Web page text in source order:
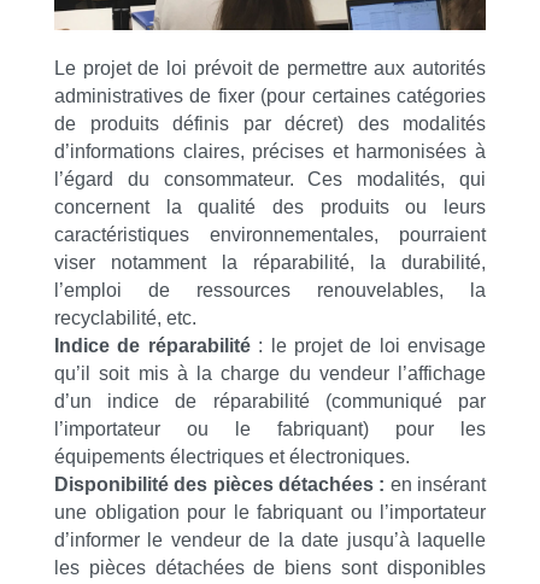
Le projet de loi prévoit de permettre aux autorités
administratives de fixer (pour certaines catégories
de produits définis par décret) des modalités
d’informations claires, précises et harmonisées à
l’égard du consommateur. Ces modalités, qui
concernent la qualité des produits ou leurs
caractéristiques environnementales, pourraient
viser notamment la réparabilité, la durabilité,
l’emploi de ressources renouvelables, la
recyclabilité, etc.
Indice de réparabilité: le projet de loi envisage
qu’il soit mis à la charge du vendeur l’affichage
d’un indice de réparabilité (communiqué par
l’importateur ou le fabriquant) pour les
équipements électriques et électroniques.
Disponibilité des pièces détachées : en insérant
une obligation pour le fabriquant ou l’importateur
d’informer le vendeur de la date jusqu’à laquelle
les pièces détachées de biens sont disponibles